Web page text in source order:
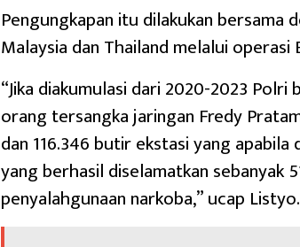
Pengungkapan itu dilakukan bersama
Malaysia dan Thailand melalui operasi
“Jika diakumulasi dari 2020-2023
orang tersangka jaringan Fredy
dan 116.346 butir ekstasi yang
yang berhasil diselamatkan sebanyak
penyalahgunaan narkoba,” ucap Listyo.